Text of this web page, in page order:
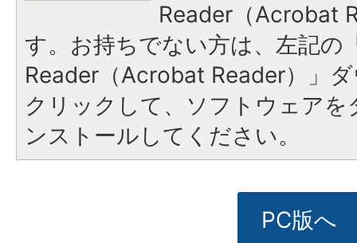
Reader（Acrobat
す。お持ちでない方は、左記の
Reader（Acrobat Reader）」
クリックして、ソフトウェア
ンストールしてください。
PC版へ